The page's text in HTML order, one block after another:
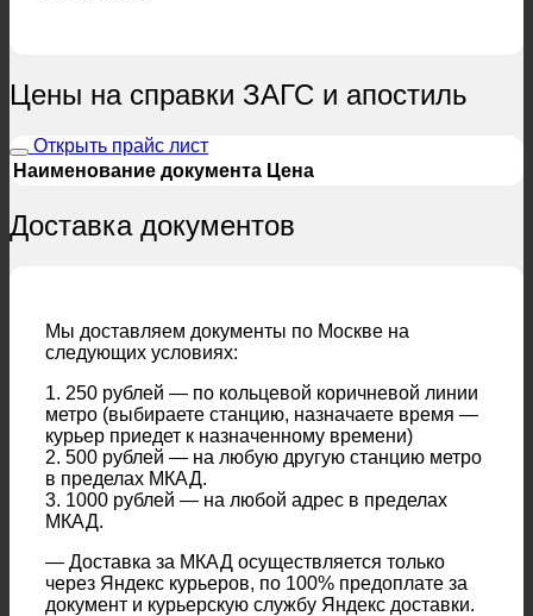
Цены на справки ЗАГС и апостиль
Открыть прайс лист
Наименование документа Цена
Доставка документов
Мы доставляем документы по Москве на
следующих условиях:
1. 250 рублей — по кольцевой коричневой линии
метро (выбираете станцию, назначаете время —
курьер приедет к назначенному времени)
2. 500 рублей — на любую другую станцию метро
в пределах МКАД.
3. 1000 рублей — на любой адрес в пределах
МКАД.
— Доставка за МКАД осуществляется только
через Яндекс курьеров, по 100% предоплате за
документ и курьерскую службу Яндекс доставки.